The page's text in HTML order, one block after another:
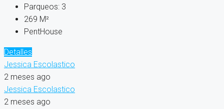
Parqueos: 3
269 M²
PentHouse
Detalles
Jessica Escolastico
2 meses ago
Jessica Escolastico
2 meses ago